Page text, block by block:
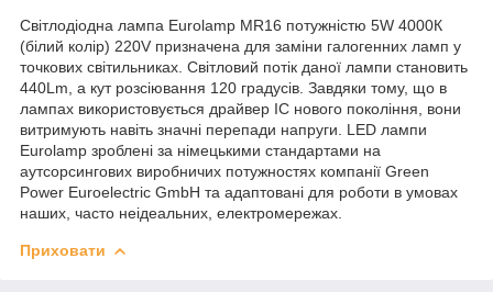
Світлодіодна лампа Eurolamp MR16 потужністю 5W 4000К
(білий колір) 220V призначена для заміни галогенних ламп у
точкових світильниках. Світловий потік даної лампи становить
440Lm, а кут розсіювання 120 градусів. Завдяки тому, що в
лампах використовується драйвер IC нового покоління, вони
витримують навіть значні перепади напруги. LED лампи
Eurolamp зроблені за німецькими стандартами на
аутсорсингових виробничих потужностях компанії Green
Power Euroelectric GmbH та адаптовані для роботи в умовах
наших, часто неідеальних, електромережах.
Приховати